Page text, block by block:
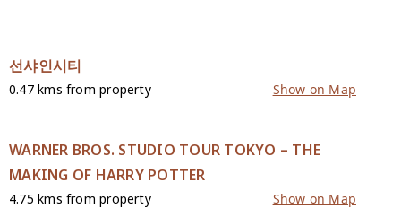
선샤인시티
0.47 kms from property Show on Map
WARNER BROS. STUDIO TOUR TOKYO – THE
MAKING OF HARRY POTTER
4.75 kms from property Show on Map